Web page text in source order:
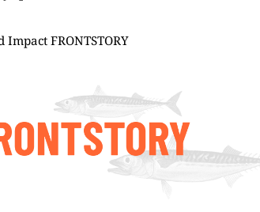
FRONTSTORY